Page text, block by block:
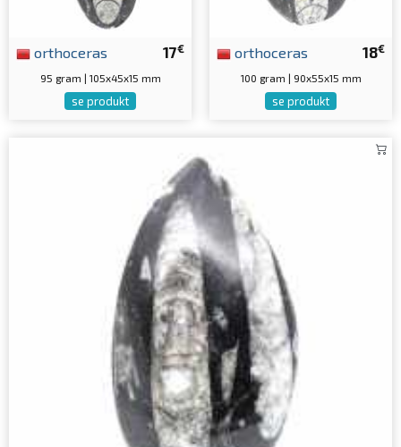
17€
orthoceras
95 gram | 105x45x15 mm
se produkt
18€
orthoceras
100 gram | 90x55x15 mm
se produkt